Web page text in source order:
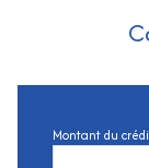
Montant du